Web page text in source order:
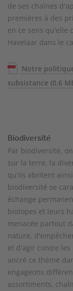
de ses chaînes
premières à des
en ce sens qu'elle
Havelaar dans le
Notre
subsistance (0.6
Biodiversité
Par biodiversité,
sur la terre, la
qu'ils abritent
biodiversité se
échange
biotopes et leurs
menacée partout
nature,
et d'agir contre les
ancré ce thème
engageons
assortiments,